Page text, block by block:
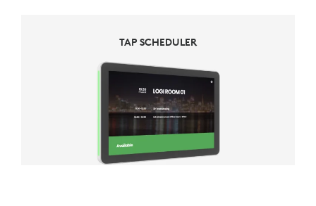
TAP SCHEDULER